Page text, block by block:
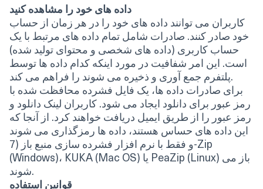
داده های خود را مشاهده کنید
کاربران می توانند داده های خود را در هر زمان از حساب
خود صادر کنند. صادرات شامل تمام داده های مرتبط با یک
حساب کاربری (داده های شخصی و محتوای تولید شده)
است. این امر شفافیت در مورد اینکه کدام داده ها توسط
پلتفرم جمع آوری و ذخیره می شوند را فراهم می کند.
برای صادرات داده ها، یک فایل فشرده محافظت شده با
رمز عبور برای دانلود ایجاد می شود. کاربران لینک دانلود و
رمز عبور را از طریق ایمیل دریافت خواهند کرد. از آنجا که
این داده های حساس هستند، داده ها رمزگذاری می شوند
و فقط با نرم افزار فشرده سازی منبع باز (7-Zip
(Windows)، KUKA (Mac OS) یا PeaZip (Linux) باز می
شوند.
قوانین استفاده